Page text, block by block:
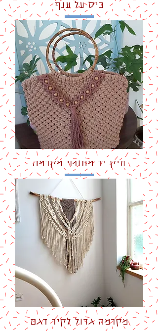
כיס על ענף
תיק יד מחוטי מקרמה
מקרמה גדול לקיר דגם